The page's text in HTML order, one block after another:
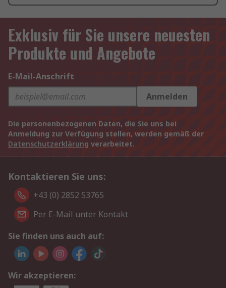
Exklusiv für Sie unsere neuesten
Produkte und Angebote
E-Mail-Anschrift
Anmelden
Die personenbezogenen Daten, die Sie uns bei
Anmeldung zur Verfügung stellen, werden gemäß der
Datenschutzerklärung verarbeitet.
Kontaktieren Sie uns:
+43 (0) 2852 53765
Per E-Mail unter Kontakt
Sie finden uns auch auf:
Wir akzeptieren: